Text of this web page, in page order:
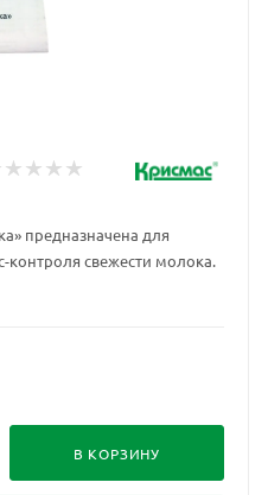
предназначена для
контроля свежести молока.
В КОРЗИНУ